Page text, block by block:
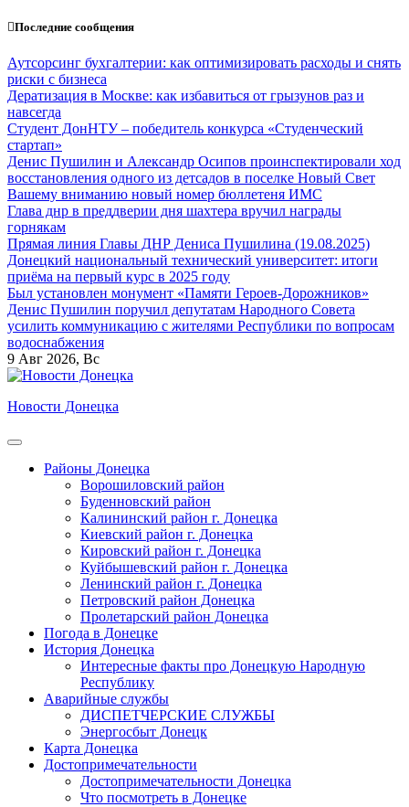
Перейти
содержанию
Последние сообщения
Аутсорсинг бухгалтерии: как оптимизировать расходы и снять
риски с бизнеса
Дератизация в Москве: как избавиться от грызунов раз и
навсегда
Студент ДонНТУ – победитель конкурса «Студенческий
стартап»
Денис Пушилин и Александр Осипов проинспектировали ход
восстановления одного из детсадов в поселке Новый Свет
Вашему вниманию новый номер бюллетеня ИМС
Глава днр в преддверии дня шахтера вручил награды
горнякам
Прямая линия Главы ДНР Дениса Пушилина (19.08.2025)
Донецкий национальный технический университет: итоги
приёма на первый курс в 2025 году
Был установлен монумент «Памяти Героев-Дорожников»
Денис Пушилин поручил депутатам Народного Совета
усилить коммуникацию с жителями Республики по вопросам
водоснабжения
9 Авг 2026, Вс
Новости Донецка
Районы Донецка
Ворошиловский район
Буденновский район
Калининский район г. Донецка
Киевский район г. Донецка
Кировский район г. Донецка
Куйбышевский район г. Донецка
Ленинский район г. Донецка
Петровский район Донецка
Пролетарский район Донецка
Погода в Донецке
История Донецка
Интересные факты про Донецкую Народную
Республику
Аварийные службы
ДИСПЕТЧЕРСКИЕ СЛУЖБЫ
Энергосбыт Донецк
Карта Донецка
Достопримечательности
Достопримечательности Донецка
Что посмотреть в Донецке